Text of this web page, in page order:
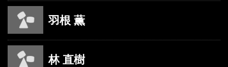
羽根 薫
林 直樹